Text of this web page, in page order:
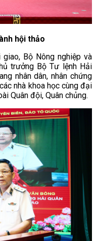
hội thảo
Bộ Nông nghiệp và
trưởng Bộ Tư lệnh Hải
nhân dân, nhân chứng
nhà khoa học cùng đại
Quân đội, Quân chủng.